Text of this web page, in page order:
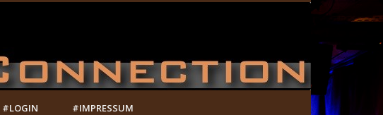
#LOGIN #IMPRESSUM